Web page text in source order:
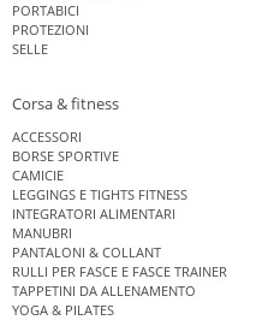
PORTABICI
PROTEZIONI
SELLE
Corsa & fitness
ACCESSORI
BORSE SPORTIVE
CAMICIE
LEGGINGS E TIGHTS FITNESS
INTEGRATORI ALIMENTARI
MANUBRI
PANTALONI & COLLANT
RULLI PER FASCE E FASCE TRAINER
TAPPETINI DA ALLENAMENTO
YOGA & PILATES